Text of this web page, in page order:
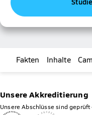
Fakten Inhalte
Unsere Akkreditierung
Unsere Abschlüsse sind geprüft